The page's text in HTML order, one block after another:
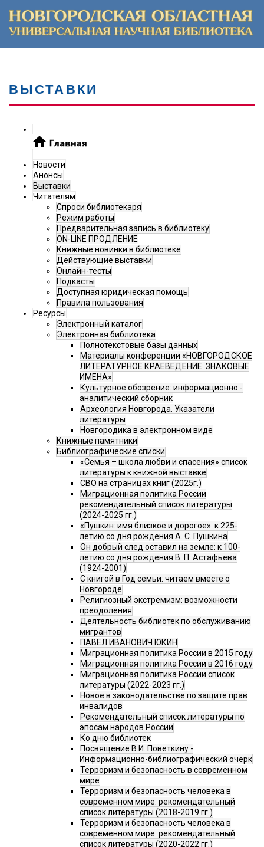
ВЫСТАВКИ
Новости
Анонсы
Выставки
Читателям
Спроси библиотекаря
Режим работы
Предварительная запись в библиотеку
ON-LINE ПРОДЛЕНИЕ
Книжные новинки в библиотеке
Действующие выставки
Онлайн-тесты
Подкасты
Доступная юридическая помощь
Правила пользования
Ресурсы
Электронный каталог
Электронная библиотека
Полнотекстовые базы данных
Материалы конференции «НОВГОРОДСКОЕ
ЛИТЕРАТУРНОЕ КРАЕВЕДЕНИЕ: ЗНАКОВЫЕ
ИМЕНА»
Культурное обозрение: информационно -
аналитический сборник
Археология Новгорода. Указатели
литературы
Новгородика в электронном виде
Книжные памятники
Библиографические списки
«Семья – школа любви и спасения» список
литературы к книжной выставке
СВО на страницах книг (2025г.)
Миграционная политика России
рекомендательный список литературы
(2024-2025 гг.)
«Пушкин: имя близкое и дорогое»: к 225-
летию со дня рождения А. С. Пушкина
Он добрый след оставил на земле: к 100-
летию со дня рождения В. П. Астафьева
(1924-2001)
С книгой в Год семьи: читаем вместе о
Новгороде
Религиозный экстремизм: возможности
преодоления
Деятельность библиотек по обслуживанию
мигрантов
ПАВЕЛ ИВАНОВИЧ ЮКИН
Миграционная политика России в 2015 году
Миграционная политика России в 2016 году
Миграционная политика России список
литературы (2022-2023 гг.)
Новое в законодательстве по защите прав
инвалидов
Рекомендательный список литературы по
эпосам народов России
Ко дню библиотек
Посвящение В.И. Поветкину -
Информационно-библиографический очерк
Терроризм и безопасность в современном
мире
Терроризм и безопасность человека в
современном мире: рекомендательный
список литературы (2018-2019 гг.)
Терроризм и безопасность человека в
современном мире: рекомендательный
список литературы (2020-2022 гг.)